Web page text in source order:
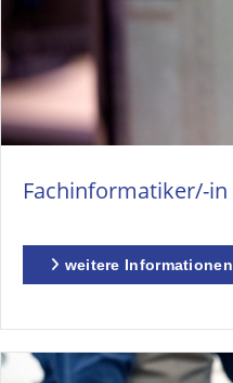
Fachinformatiker/-in
weitere Informationen